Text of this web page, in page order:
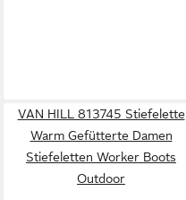
VAN HILL 813745 Stiefelette
Warm Gefütterte Damen
Stiefeletten Worker Boots
Outdoor